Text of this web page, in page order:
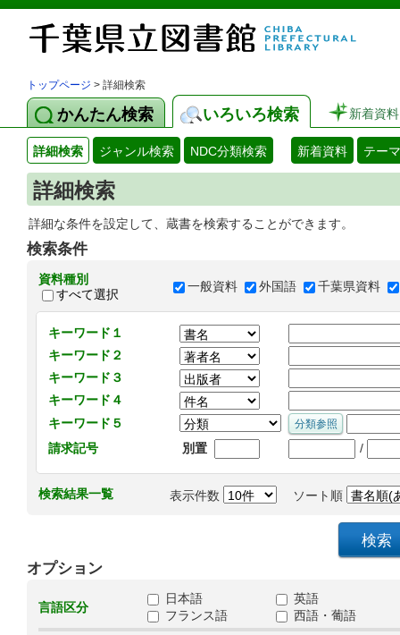
トップページ > 詳細検索
かんたん検索 いろいろ検索 新着資料
詳細検索 ジャンル検索 NDC分類検索 新着資料 テー
詳細検索
詳細な条件を設定して、蔵書を検索することができます。
検索条件
資料種別
すべて選択
一般資料 外国語 千葉県資料
キーワード１
キーワード２
キーワード３
キーワード４
キーワード５
請求記号
別置 /
検索結果一覧 表示件数 ソート順
オプション
言語区分
日本語
英語
フランス語
西語・葡語